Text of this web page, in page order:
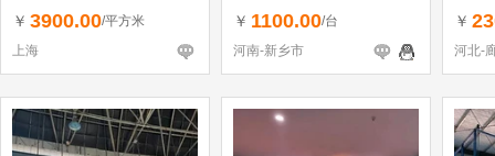
￥ 3900.00/平方米
上海
￥ 1100.00/台
河南-新乡市
￥
河北-